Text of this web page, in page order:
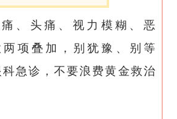
、头痛、视力模糊、恶
项叠加，别犹豫、别等
急诊，不要浪费黄金救治